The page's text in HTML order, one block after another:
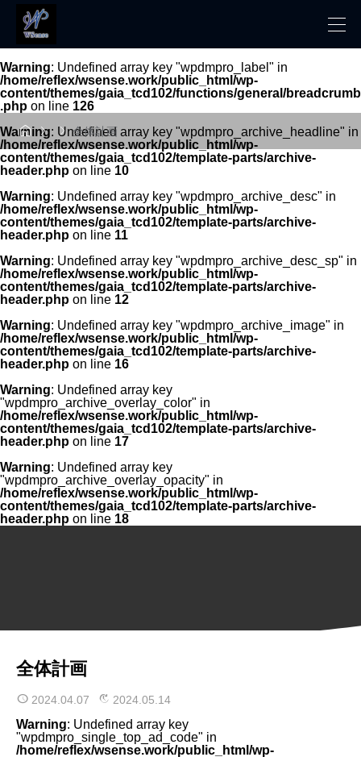
Warning: Undefined array key "wpdmpro_label" in
/home/reflex/wsense.work/public_html/wp-
content/themes/gaia_tcd102/functions/general/breadcrumb
.php on line 126
 全体計画
Warning: Undefined array key "wpdmpro_archive_headline" in
/home/reflex/wsense.work/public_html/wp-
content/themes/gaia_tcd102/template-parts/archive-
header.php on line 10
Warning: Undefined array key "wpdmpro_archive_desc" in
/home/reflex/wsense.work/public_html/wp-
content/themes/gaia_tcd102/template-parts/archive-
header.php on line 11
Warning: Undefined array key "wpdmpro_archive_desc_sp" in
/home/reflex/wsense.work/public_html/wp-
content/themes/gaia_tcd102/template-parts/archive-
header.php on line 12
Warning: Undefined array key "wpdmpro_archive_image" in
/home/reflex/wsense.work/public_html/wp-
content/themes/gaia_tcd102/template-parts/archive-
header.php on line 16
Warning: Undefined array key
"wpdmpro_archive_overlay_color" in
/home/reflex/wsense.work/public_html/wp-
content/themes/gaia_tcd102/template-parts/archive-
header.php on line 17
Warning: Undefined array key
"wpdmpro_archive_overlay_opacity" in
/home/reflex/wsense.work/public_html/wp-
content/themes/gaia_tcd102/template-parts/archive-
header.php on line 18
全体計画
2024.04.07 2024.05.14
Warning: Undefined array key
"wpdmpro_single_top_ad_code" in
/home/reflex/wsense.work/public_html/wp-